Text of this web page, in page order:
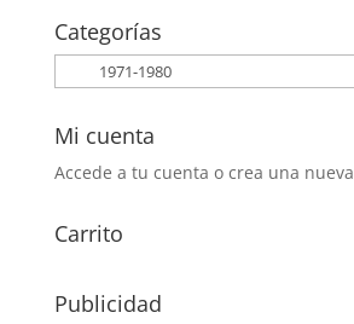
Categorías
Mi cuenta
Accede a tu cuenta o crea una nueva
Carrito
Publicidad